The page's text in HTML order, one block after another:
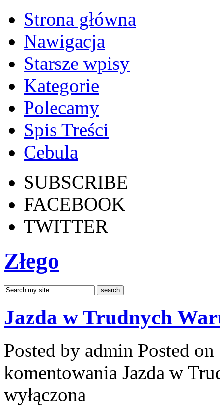
Strona główna
Nawigacja
Starsze wpisy
Kategorie
Polecamy
Spis Treści
Cebula
SUBSCRIBE
FACEBOOK
TWITTER
Złego
Jazda w Trudnych
Posted by admin Posted
komentowania Jazda w
wyłączona